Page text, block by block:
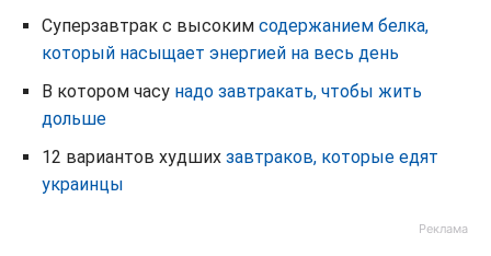
Суперзавтрак с высоким содержанием белка,
который насыщает энергией на весь день
В котором часу надо завтракать, чтобы жить
дольше
12 вариантов худших завтраков, которые едят
украинцы